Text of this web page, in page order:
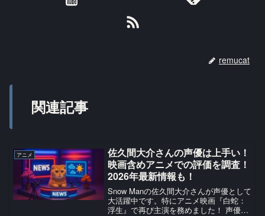
remucat
関連記事
アニメ
佐久間大介さんの声優は上手い！
映画含めアニメでの評価を調査！
2026年最新情報も！
Snow Manの佐久間大介さんが声優として
大活躍中です。特にアニメ映画『白蛇：
浮生』で再び主演を務めました！ 声優の